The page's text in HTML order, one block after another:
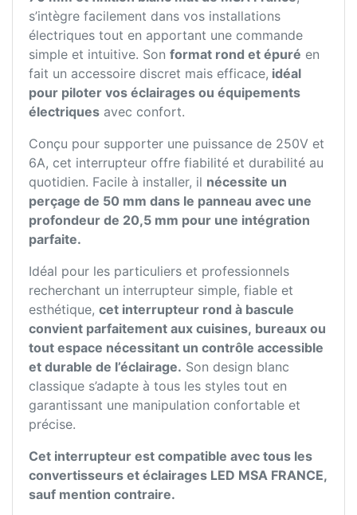
s’intègre facilement dans vos installations
électriques tout en apportant une commande
simple et intuitive. Son format rond et épuré en
fait un accessoire discret mais efficace, idéal
pour piloter vos éclairages ou équipements
électriques avec confort.
Conçu pour supporter une puissance de 250V et
6A, cet interrupteur offre fiabilité et durabilité au
quotidien. Facile à installer, il nécessite un
perçage de 50 mm dans le panneau avec une
profondeur de 20,5 mm pour une intégration
parfaite.
Idéal pour les particuliers et professionnels
recherchant un interrupteur simple, fiable et
esthétique, cet interrupteur rond à bascule
convient parfaitement aux cuisines, bureaux ou
tout espace nécessitant un contrôle accessible
et durable de l’éclairage. Son design blanc
classique s’adapte à tous les styles tout en
garantissant une manipulation confortable et
précise.
Cet interrupteur est compatible avec tous les
convertisseurs et éclairages LED MSA FRANCE,
sauf mention contraire.